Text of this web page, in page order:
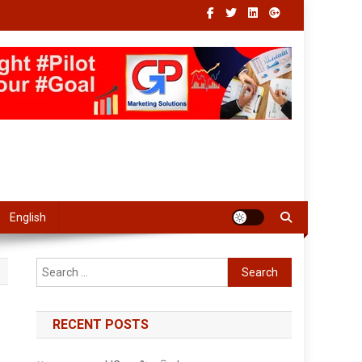
English
Search
for:
RECENT POSTS